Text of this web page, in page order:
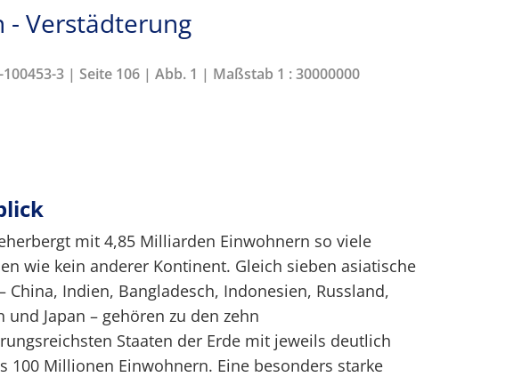
- Verstädterung
100453-3 | Seite 106 | Abb. 1 | Maßstab 1 : 30000000
mit 4,85 Milliarden Einwohnern so viele
wie kein anderer Kontinent. Gleich sieben asiatische
China, Indien, Bangladesch, Indonesien, Russland,
und Japan – gehören zu den zehn
Staaten der Erde mit jeweils deutlich
100 Millionen Einwohnern. Eine besonders starke